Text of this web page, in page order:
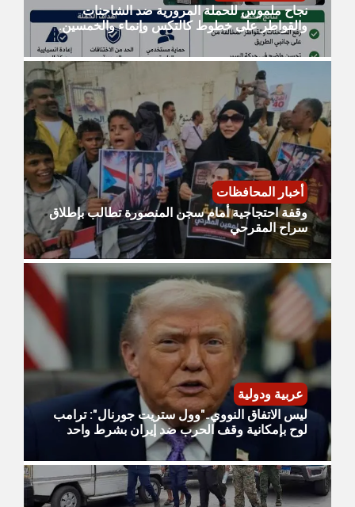
نجاح ملموس للحملة المرورية ضد الشاحنات
والقواطر على خطوط كالتكس وإنماء والخمسين.
أخبار المحافظات
وقفة احتجاجية أمام سجن المنصورة تطالب بإطلاق
سراح المقرحي
عربية ودولية
ليس الاتفاق النووي.."وول ستريت جورنال": ترامب
لوح بإمكانية وقف الحرب ضد إيران بشرط واحد